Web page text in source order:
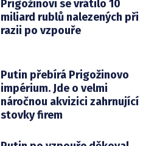
Prigožinovi se vrátilo 10
miliard rublů nalezených při
razii po vzpouře
Putin přebírá Prigožinovo
impérium. Jde o velmi
náročnou akvizici zahrnující
stovky firem